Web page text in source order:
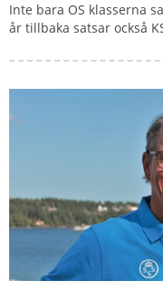
Inte bara OS klasserna
år tillbaka satsar också